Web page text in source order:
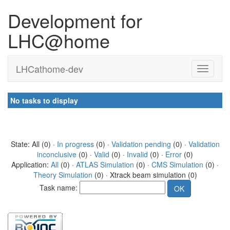
Development for
LHC@home
LHCathome-dev
No tasks to display
State: All (0) · In progress(0) · Validation pending (0) · Validation
inconclusive (0) · Valid (0) · Invalid (0) · Error (0)
Application: All (0) · ATLAS Simulation (0) · CMS Simulation (0) ·
Theory Simulation (0) · Xtrack beam simulation (0)
Task name: